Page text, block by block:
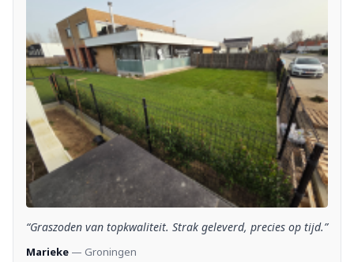
“Graszoden van topkwaliteit. Strak geleverd, precies op tijd.”
Marieke — Groningen